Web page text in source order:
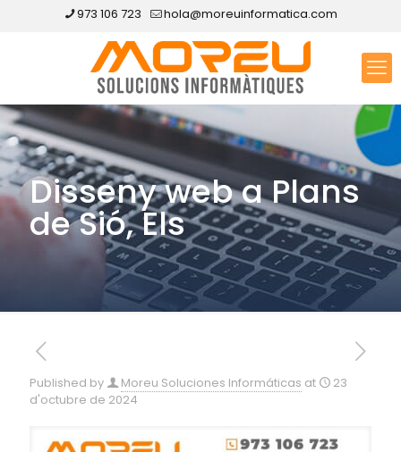
973 106 723 hola@moreuinformatica.com
Disseny web a Plans
de Sió, Els
Published by Moreu Soluciones Informáticas at
23
d'octubre de 2024